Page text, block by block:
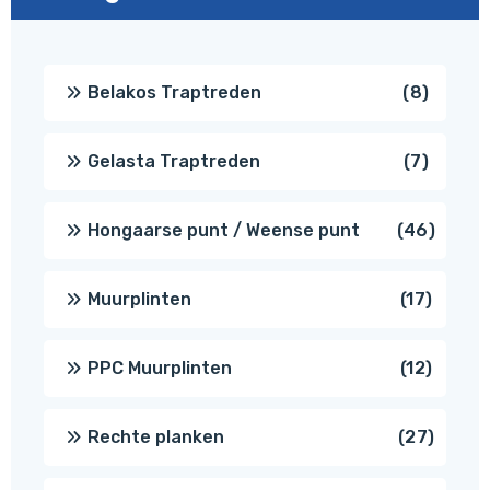
Belakos Traptreden 88
Gelasta Traptreden 77
Hongaarse punt / Weense punt 4646
Muurplinten 1717
PPC Muurplinten 1212
Rechte planken 2727